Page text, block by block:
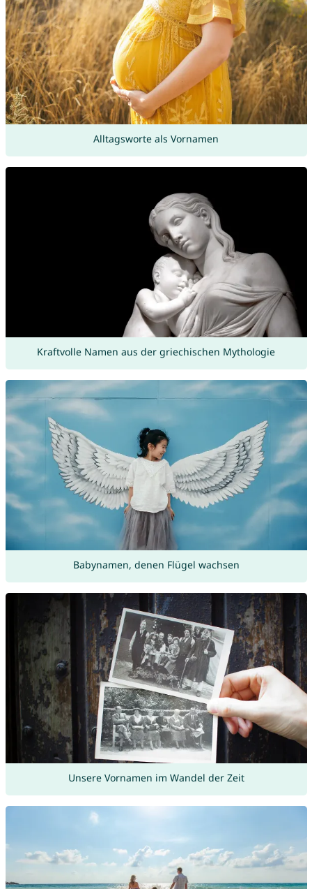
Alltagsworte als Vornamen
Kraftvolle Namen aus der griechischen Mythologie
Babynamen, denen Flügel wachsen
Unsere Vornamen im Wandel der Zeit